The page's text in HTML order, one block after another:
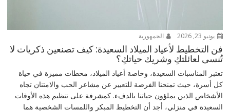
يونيو 23, 2026 الجمهورية
فن التخطيط لأعياد الميلاد السعيدة: كيف تصنعين ذكريات لا
تُنسى لعائلتكِ وشريك حياتكِ؟
تعتبر المناسبات السعيدة، وخاصة أعياد الميلاد، محطات مميزة في حياة
كل أسرة، حيث تمنحنا الفرصة للتعبير عن مشاعر الحب والامتنان تجاه
الأشخاص الذين يملؤون حياتنا بالدفء. كمشرفة على تنظيم هذه الأوقات
السعيدة في منزلي، أجد أن التخطيط المبكر واللمسات الشخصية هما